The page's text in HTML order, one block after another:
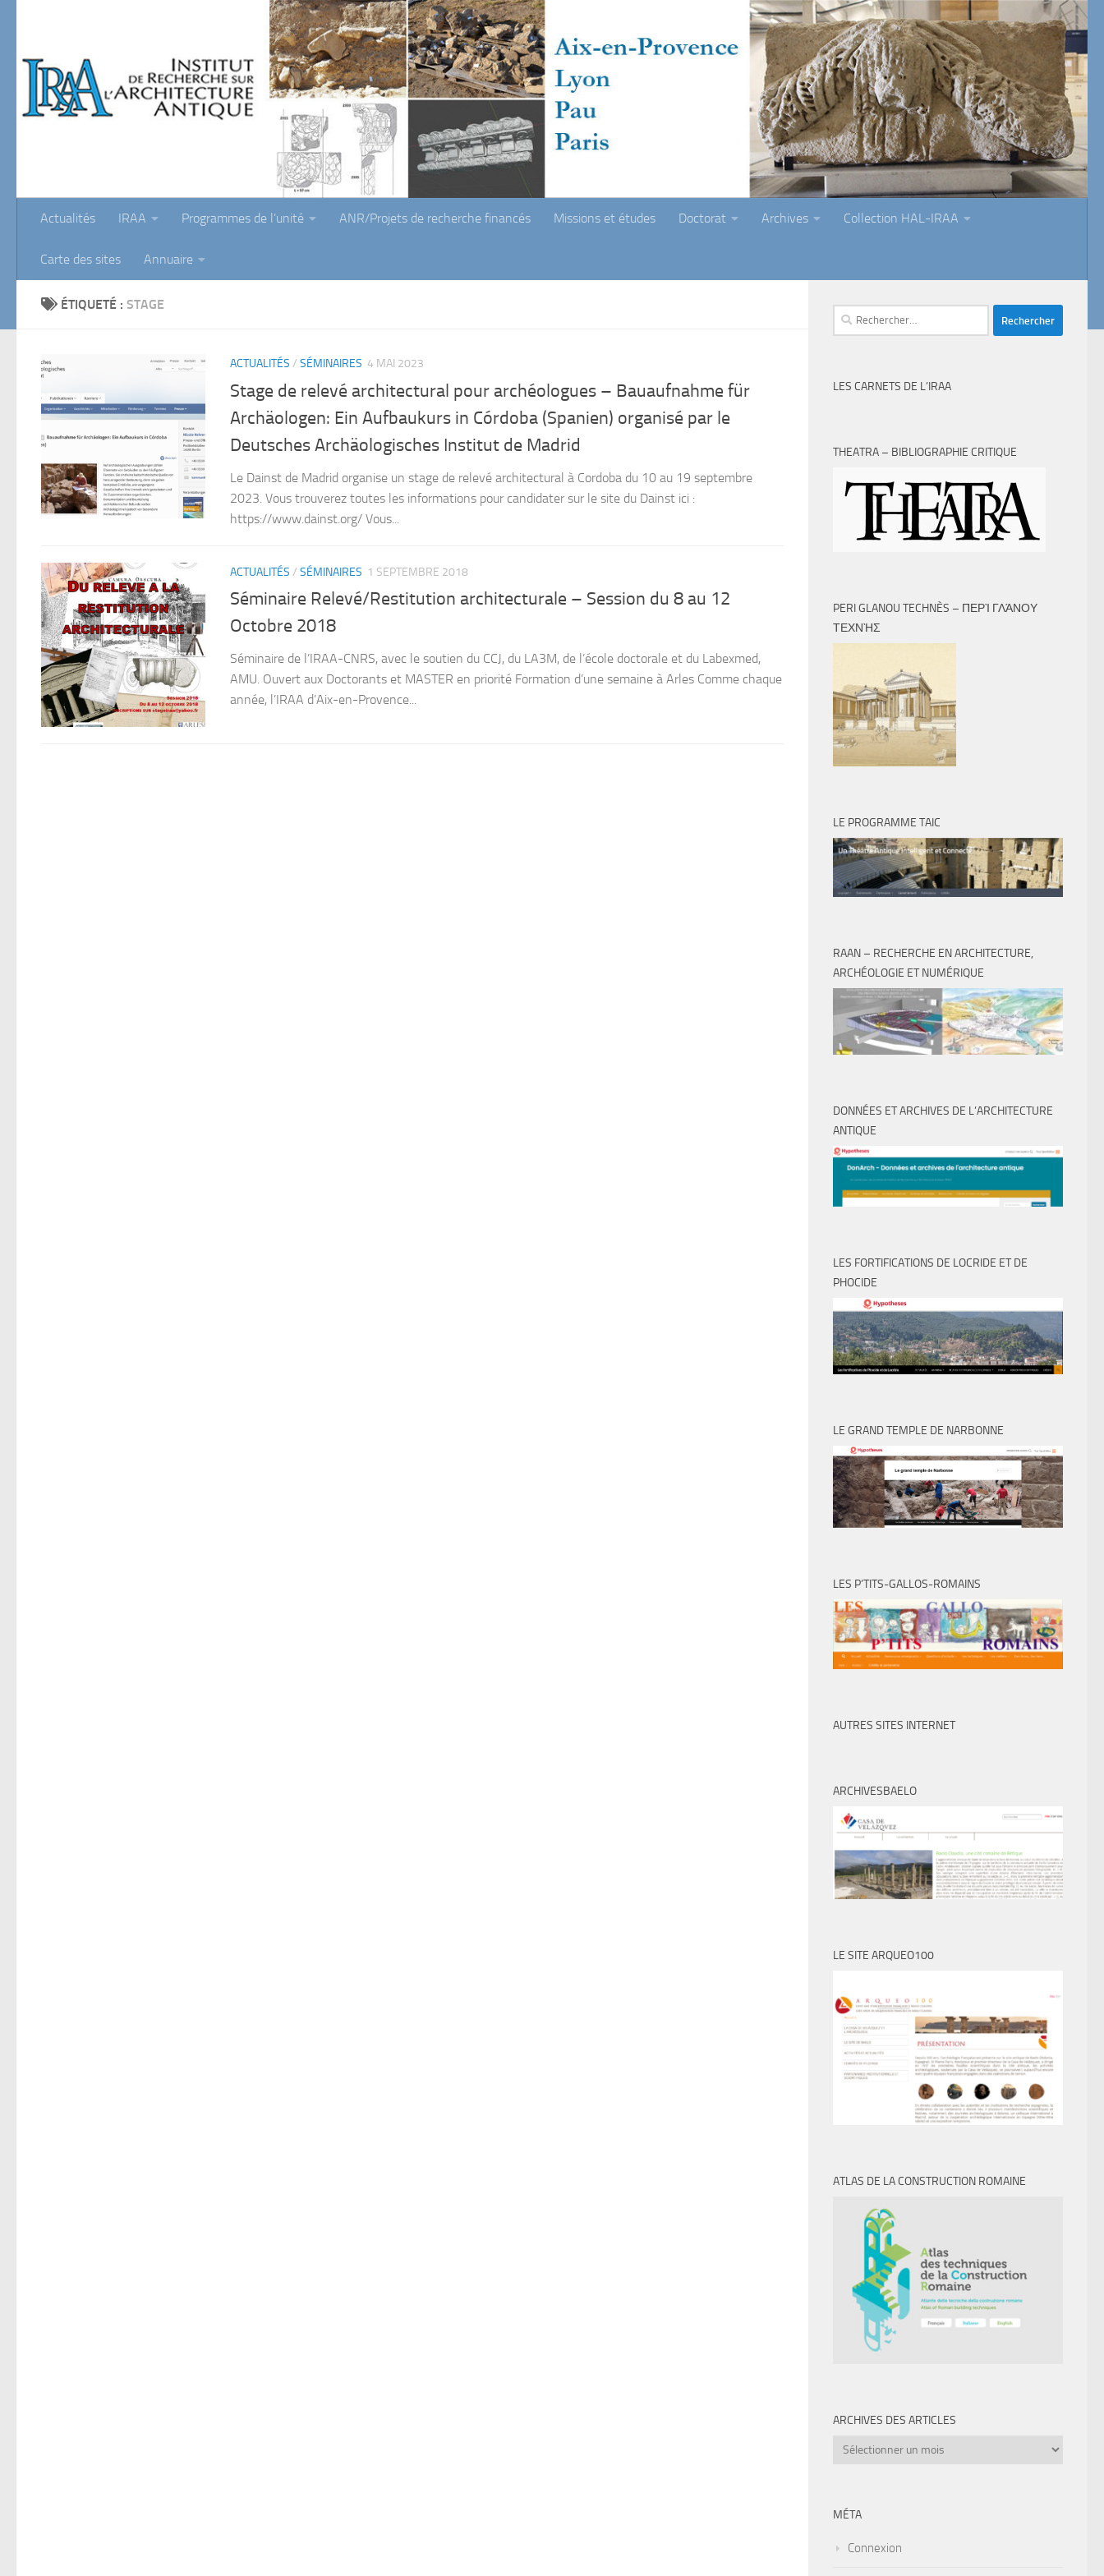
Actualités IRAA Programmes de l’unité ANR/Projets de recherche financés Missions et études Doctorat Archives Collection HAL-IRAA
Carte des sites Annuaire
ÉTIQUETÉ : STAGE
ACTUALITÉS / SÉMINAIRES 4 MAI 2023
Stage de relevé architectural pour archéologues – Bauaufnahme für
Archäologen: Ein Aufbaukurs in Córdoba (Spanien) organisé par le
Deutsches Archäologisches Institut de Madrid
Le Dainst de Madrid organise un stage de relevé architectural à Cordoba du 10 au 19 septembre
2023. Vous trouverez toutes les informations pour candidater sur le site du Dainst ici :
https://www.dainst.org/ Vous...
ACTUALITÉS / SÉMINAIRES 1 SEPTEMBRE 2018
Séminaire Relevé/Restitution architecturale – Session du 8 au 12
Octobre 2018
Séminaire de l’IRAA-CNRS, avec le soutien du CCJ, du LA3M, de l’école doctorale et du Labexmed,
AMU. Ouvert aux Doctorants et MASTER en priorité Formation d’une semaine à Arles Comme chaque
année, l’IRAA d’Aix-en-Provence...
Rechercher :
LES CARNETS DE L’IRAA
THEATRA – BIBLIOGRAPHIE CRITIQUE
PERI GLANOU TECHNÈS – ΠΕΡῚ ΓΛΆΝΟΥ
ΤΕΧΝῊΣ
LE PROGRAMME TAIC
RAAN – RECHERCHE EN ARCHITECTURE,
ARCHÉOLOGIE ET NUMÉRIQUE
DONNÉES ET ARCHIVES DE L’ARCHITECTURE
ANTIQUE
LES FORTIFICATIONS DE LOCRIDE ET DE
PHOCIDE
LE GRAND TEMPLE DE NARBONNE
LES P’TITS-GALLOS-ROMAINS
AUTRES SITES INTERNET
ARCHIVESBAELO
LE SITE ARQUEO100
ATLAS DE LA CONSTRUCTION ROMAINE
ARCHIVES DES ARTICLES
Archives
MÉTA
Connexion